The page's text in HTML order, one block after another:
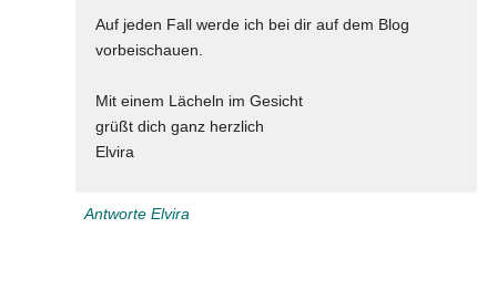
Auf jeden Fall werde ich bei dir auf dem Blog
vorbeischauen.
Mit einem Lächeln im Gesicht
grüßt dich ganz herzlich
Elvira
Antworte Elvira